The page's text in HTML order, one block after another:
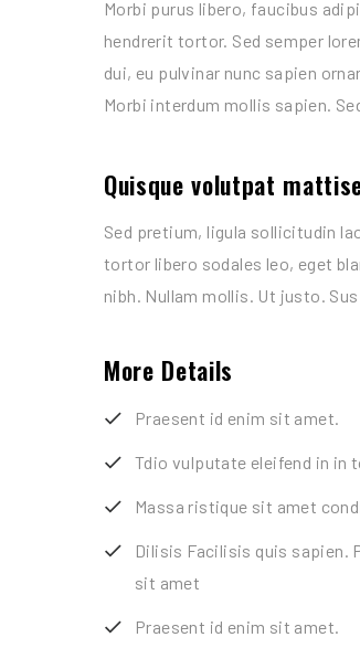
Morbi purus libero, faucibus
hendrerit tortor. Sed semper
dui, eu pulvinar nunc sapien
Morbi interdum mollis sapien.
Quisque volutpat
Sed pretium, ligula sollicitudin
tortor libero sodales leo, eget
nibh. Nullam mollis. Ut justo.
More Details
Praesent id enim sit amet.
Tdio vulputate eleifend in in
Massa ristique sit amet
Dilisis Facilisis quis sapien.
sit amet
Praesent id enim sit amet.